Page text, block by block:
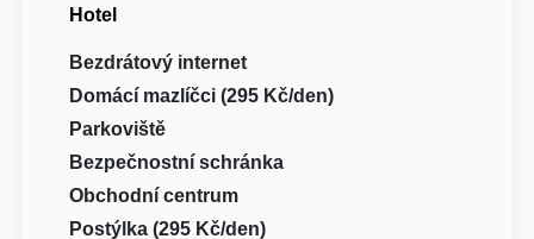
Hotel
Bezdrátový internet
Domácí mazlíčci (295 Kč/den)
Parkoviště
Bezpečnostní schránka
Obchodní centrum
Postýlka (295 Kč/den)